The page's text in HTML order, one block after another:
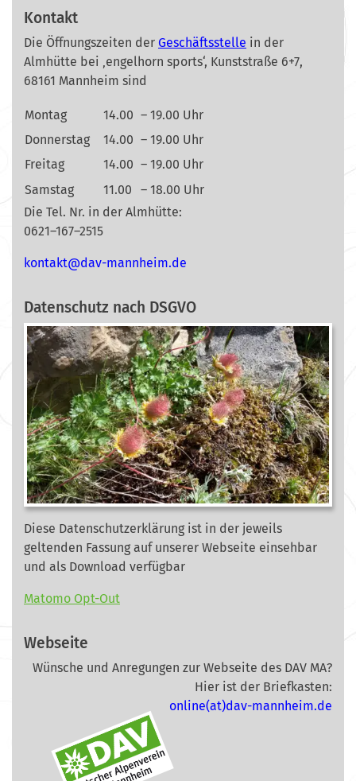
Kontakt
Die Öffnungszeiten der Geschäftsstelle in der
Almhütte bei ‚engelhorn sports‘, Kunststraße 6+7,
68161 Mannheim sind
Montag 14.00 – 19.00 Uhr
Donnerstag
14.00 – 19.00 Uhr
Freitag
14.00 – 19.00 Uhr
Samstag
11.00
– 18.00 Uhr
Die Tel. Nr. in der Almhütte:
0621–167–2515
ed.mi
ehnna
m-vad
@tkat
nok
Datenschutz nach DSGVO
Diese Datenschutzerklärung ist in der jeweils
geltenden Fassung auf unserer Webseite einsehbar
und als Download verfügbar
Matomo Opt-Out
Webseite
Wünsche und Anregungen zur Webseite des DAV MA?
Hier ist der Briefkasten:
online(at)dav-mannheim.de